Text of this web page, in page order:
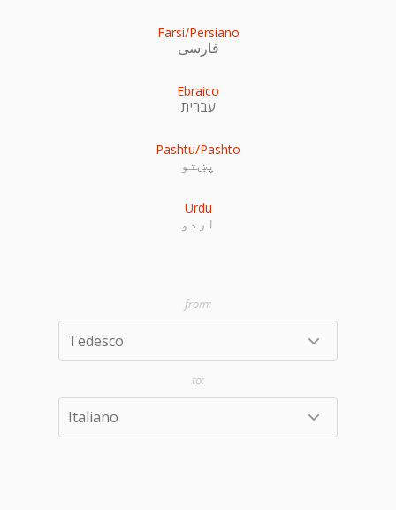
Farsi/Persiano
فارسی
Ebraico
עִברִית
Pashtu/Pashto
پښتو
Urdu
اردو